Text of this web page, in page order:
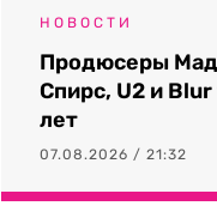
НОВОСТИ
Продюсеры
Спирс, U2 и
лет
07.08.2026 / 21:32